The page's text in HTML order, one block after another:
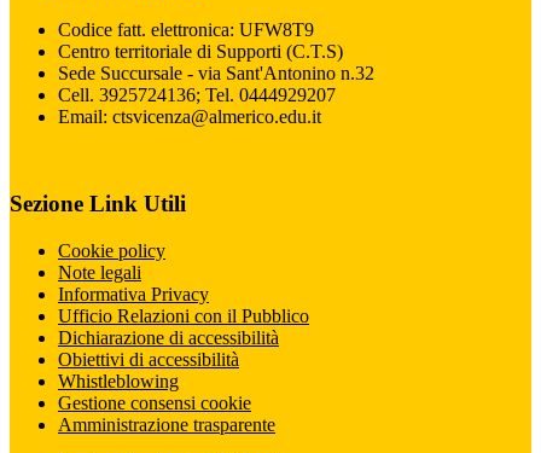
Codice fatt. elettronica: UFW8T9
Centro territoriale di Supporti (C.T.S)
Sede Succursale - via Sant'Antonino n.32
Cell. 3925724136; Tel. 0444929207
Email: ctsvicenza@almerico.edu.it
Sezione Link Utili
Cookie policy
Note legali
Informativa Privacy
Ufficio Relazioni con il Pubblico
Dichiarazione di accessibilità
Obiettivi di accessibilità
Whistleblowing
Gestione consensi cookie
Amministrazione trasparente